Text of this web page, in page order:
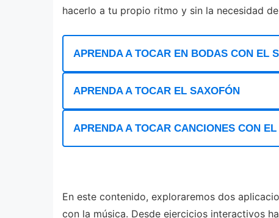
hacerlo a tu propio ritmo y sin la necesidad
APRENDA A TOCAR EN BODAS CON EL
APRENDA A TOCAR EL SAXOFÓN
APRENDA A TOCAR CANCIONES CON
En este contenido, exploraremos dos
con la música. Desde ejercicios interactivos